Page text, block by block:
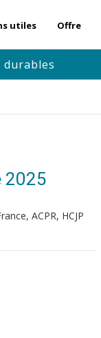
utiles Offre
2025
ACPR, HCJP